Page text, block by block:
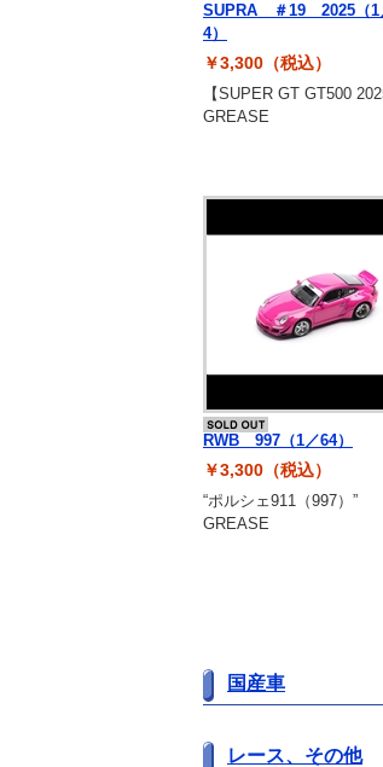
SUPRA ＃19 2025（1
4）
￥3,300（税込）
【SUPER GT GT500
GREASE
RWB 997（1／64）
￥3,300（税込）
“ポルシェ911（997）”
GREASE
国産車
レース、その他